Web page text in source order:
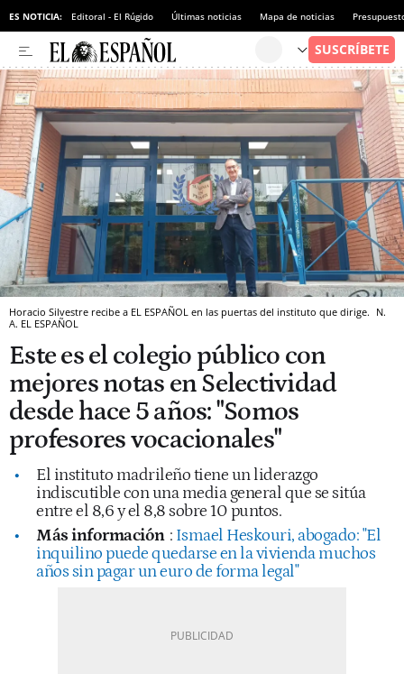
ES NOTICIA: Editoral - El Rúgido Últimas noticias Mapa de noticias
Horacio Silvestre recibe a EL ESPAÑOL en las puertas del instituto que dirige. N.
A. EL ESPAÑOL
Este es el colegio público con
mejores notas en Selectividad
desde hace 5 años: "Somos
profesores vocacionales"
El instituto madrileño tiene un liderazgo
indiscutible con una media general que se sitúa
entre el 8,6 y el 8,8 sobre 10 puntos.
Más información : Ismael Heskouri, abogado: "El
inquilino puede quedarse en la vivienda muchos
años sin pagar un euro de forma legal"